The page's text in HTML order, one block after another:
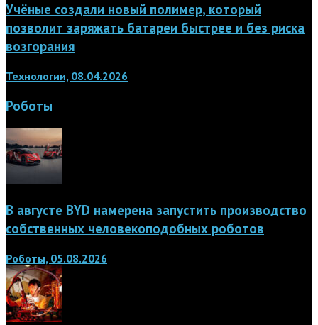
Учёные создали новый полимер, который
позволит заряжать батареи быстрее и без риска
возгорания
Технологии, 08.04.2026
Роботы
В августе BYD намерена запустить производство
собственных человекоподобных роботов
Роботы, 05.08.2026